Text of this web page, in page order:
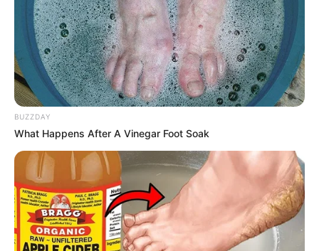
BUZZDAY
What Happens After A Vinegar Foot Soak